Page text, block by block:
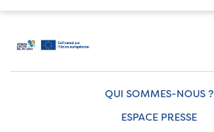
QUI SOMMES-NOUS ?
ESPACE PRESSE